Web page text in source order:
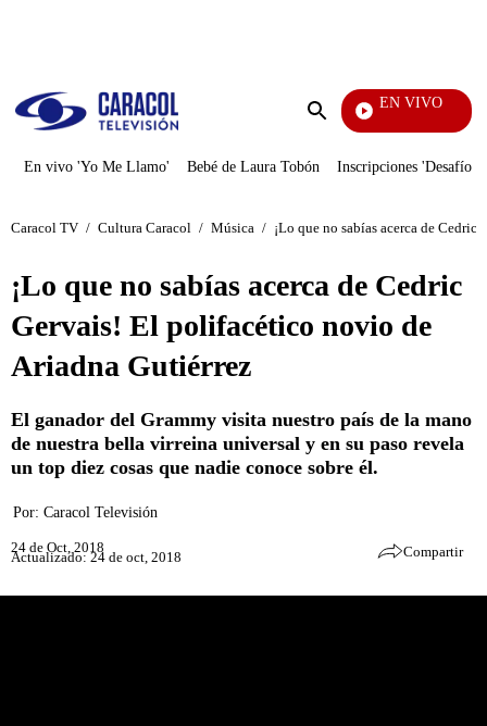
Enviar
EN VIVO
Vecinos
En vivo 'Yo Me Llamo' Bebé de Laura Tobón Inscripciones 'Desafío'
Caracol TV / Cultura Caracol / Música / ¡Lo que no sabías acerca de
¡Lo que no sabías acerca de Cedric
Gervais! El polifacético novio de
Ariadna Gutiérrez
El ganador del Grammy visita nuestro país de la mano
de nuestra bella virreina universal y en su paso revela
un top diez cosas que nadie conoce sobre él.
Por: Caracol Televisión
24 de Oct, 2018
Actualizado: 24 de oct, 2018 Compartir